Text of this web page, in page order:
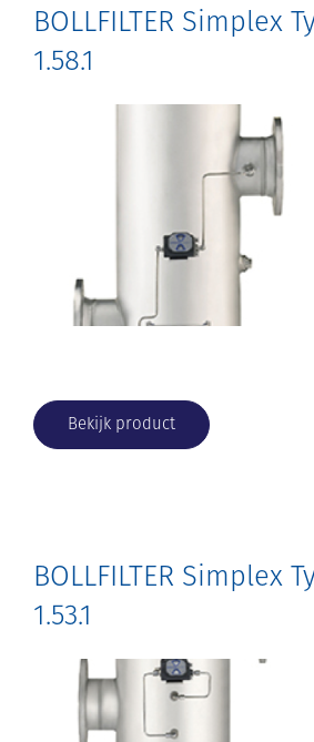
BOLLFILTER Simplex
1.58.1
Bekijk product
BOLLFILTER Simplex
1.53.1